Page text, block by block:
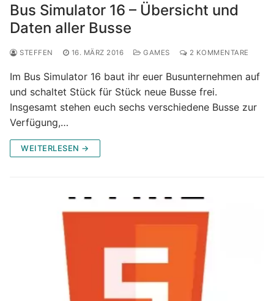
Bus Simulator 16 – Übersicht und
Daten aller Busse
STEFFEN 16. MÄRZ 2016 GAMES 2 KOMMENTARE
Im Bus Simulator 16 baut ihr euer Busunternehmen auf
und schaltet Stück für Stück neue Busse frei.
Insgesamt stehen euch sechs verschiedene Busse zur
Verfügung,…
WEITERLESEN →